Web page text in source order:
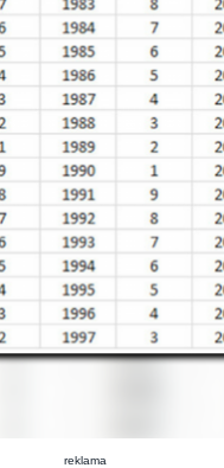
reklama